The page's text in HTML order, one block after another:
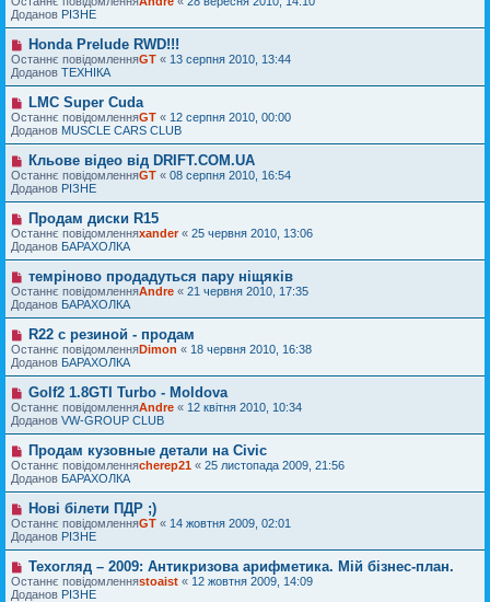
я
л
е
н
н
я
в
і
д
м
л
е
н
н
я
в
е
п
о
в
і
д
м
л
е
н
н
я
Доданов РІЗНЕ
Н
о
в
е
п
о
в
і
д
м
л
е
н
н
я
Honda Prelude RWD!!!
Останнє повідомленняGT « 13 серпня 2010, 13:44
Доданов ТЕХНІКА
о
в
е
п
о
в
і
д
м
л
е
н
я
LMC Super Cuda
Останнє повідомленняGT « 12 серпня 2010, 00:00
Доданов MUSCLE CARS CLUB
Н
о
в
е
п
о
в
і
д
о
м
л
е
н
н
я
Кльове відео від DRIFT.COM.UA
Останнє повідомленняGT « 08 серпня 2010, 16:54
Доданов РІЗНЕ
Н
о
в
е
в
і
д
м
л
е
н
я
Продам диски R15
Останнє повідомленняxander« 25 червня 2010, 13:06
Доданов БАРАХОЛКА
Н
о
в
е
п
о
в
і
д
о
м
л
е
н
н
я
темріново продадуться пару ніщяків
Останнє повідомленняAndre « 21 червня 2010, 17:35
Доданов БАРАХОЛКА
Н
о
в
е
п
о
в
і
д
м
л
е
н
н
я
R22 с резиной - продам
Останнє повідомленняDimon « 18 червня 2010, 16:38
Доданов БАРАХОЛКА
Н
о
в
е
п
о
в
і
д
м
л
е
н
я
Golf2 1.8GTI Turbo - Moldova
Останнє повідомленняAndre « 12 квітня 2010, 10:34
Доданов VW-GROUP CLUB
Н
о
в
е
п
о
в
і
д
м
л
Продам кузовные детали на Civic
Останнє повідомленняcherep21 « 25 листопада 2009, 21:56
Доданов БАРАХОЛКА
Н
о
в
е
п
в
і
Нові білети ПДР ;)
Останнє повідомленняGT « 14 жовтня 2009, 02:01
Доданов РІЗНЕ
Н
о
в
Техогляд – 2009: Антикризова арифметика. Мій бізнес-план.
Останнє повідомленняstoaist « 12 жовтня 2009, 14:09
Доданов РІЗНЕ